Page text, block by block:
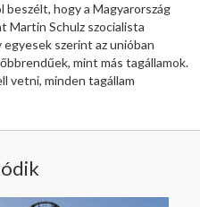
beszélt, hogy a Magyarország
Martin Schulz szocialista
szerint az unióban
mint más tagállamok.
vetni, minden tagállam